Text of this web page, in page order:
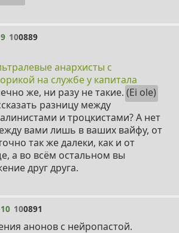
9 100889
анархисты с
на службе у капитала
же, ни разу не такие. (Ei ole)
разницу между
и троцкистами? А нет
вами лишь в ваших вайфу, от
так же далеки, как и от
а во всём остальном вы
друг друга.
10 100891
анонов с нейропастой.